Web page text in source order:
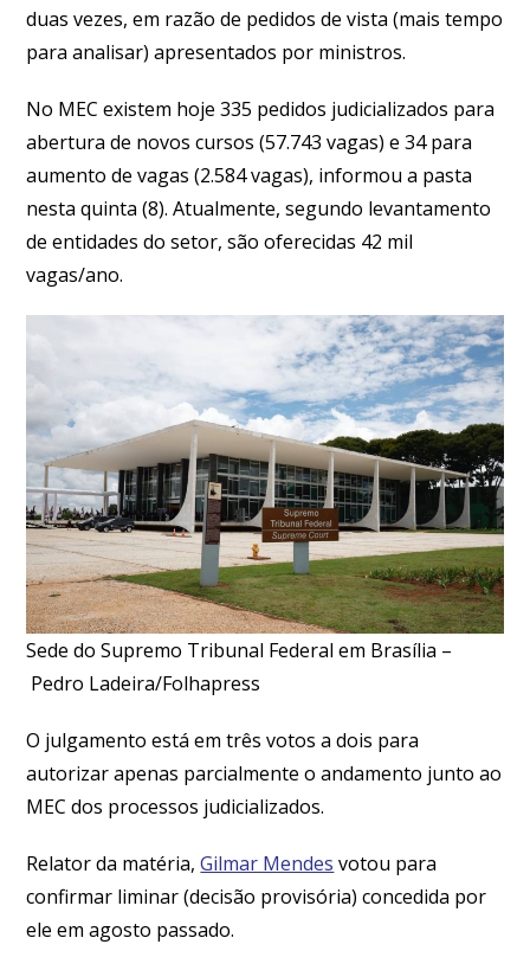
duas vezes, em razão de pedidos de vista (mais tempo
para analisar) apresentados por ministros.
No MEC existem hoje 335 pedidos judicializados para
abertura de novos cursos (57.743 vagas) e 34 para
aumento de vagas (2.584 vagas), informou a pasta
nesta quinta (8). Atualmente, segundo levantamento
de entidades do setor, são oferecidas 42 mil
vagas/ano.
Sede do Supremo Tribunal Federal em Brasília –
Pedro Ladeira/Folhapress
O julgamento está em três votos a dois para
autorizar apenas parcialmente o andamento junto ao
MEC dos processos judicializados.
Relator da matéria,Gilmar Mendes votou para
confirmar liminar (decisão provisória) concedida por
ele em agosto passado.